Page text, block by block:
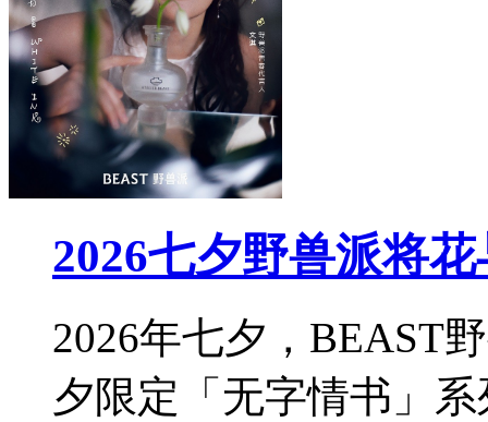
2026七夕野兽派将
2026年七夕，BEAST
夕限定「无字情书」